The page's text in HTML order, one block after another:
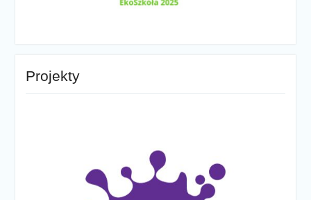
Projekty